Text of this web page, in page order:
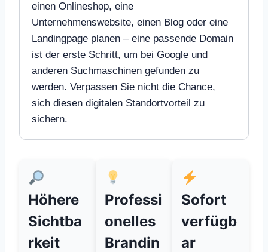
einen Onlineshop, eine
Unternehmenswebsite, einen Blog oder eine
Landingpage planen – eine passende Domain
ist der erste Schritt, um bei Google und
anderen Suchmaschinen gefunden zu
werden. Verpassen Sie nicht die Chance,
sich diesen digitalen Standortvorteil zu
sichern.
Höhere
Sichtba
rkeit
Professi
onelles
Brandin
Sofort
verfügb
ar